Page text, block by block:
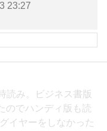
23:27
読み。ビジネス書版
のでハンディ版も読
イヤーをしなかった